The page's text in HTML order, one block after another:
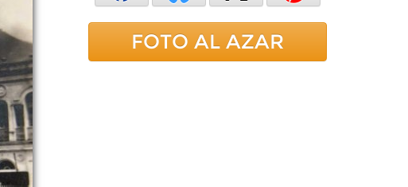
FOTO AL AZAR